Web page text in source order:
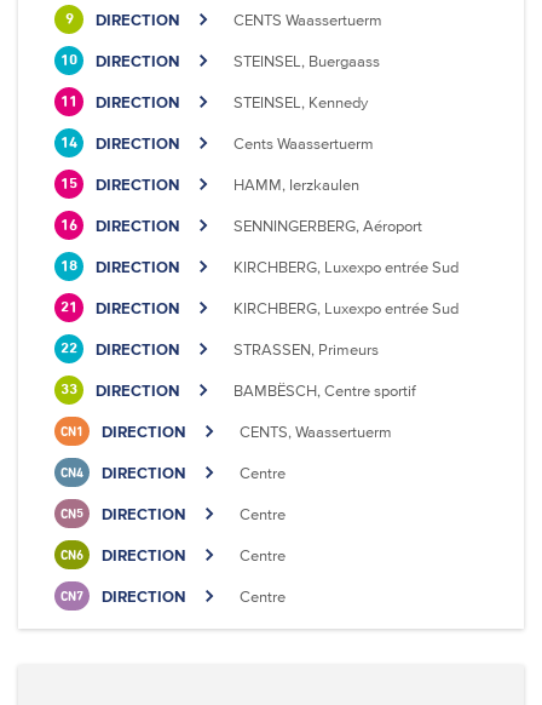
9 DIRECTION CENTS Waassertuerm
10 DIRECTION STEINSEL, Buergaass
11 DIRECTION STEINSEL, Kennedy
14 DIRECTION Cents Waassertuerm
15 DIRECTION HAMM, Ierzkaulen
16 DIRECTION SENNINGERBERG, Aéroport
18 DIRECTION KIRCHBERG, Luxexpo entrée Sud
21 DIRECTION KIRCHBERG, Luxexpo entrée Sud
22 DIRECTION STRASSEN, Primeurs
33 DIRECTION BAMBËSCH, Centre sportif
CN1 DIRECTION CENTS, Waassertuerm
CN4 DIRECTION Centre
CN5 DIRECTION Centre
CN6 DIRECTION Centre
CN7 DIRECTION Centre